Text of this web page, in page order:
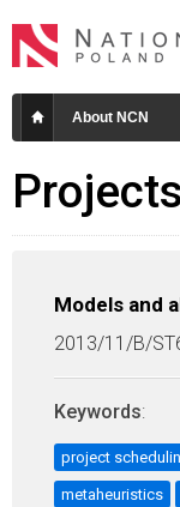
About NCN
Models and
2013/11/B/
Keywords:
project
metaheuristics